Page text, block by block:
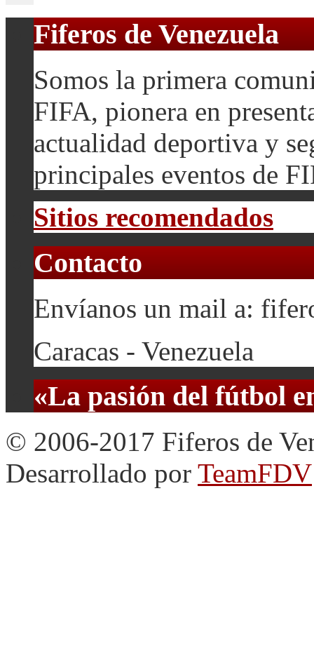
Fiferos de Venezuela
Somos la primera
FIFA, pionera en
actualidad deportiva y
principales eventos de
Sitios recomendados
Contacto
Envíanos un mail a:
Caracas - Venezuela
«La pasión del fútbol
© 2006-2017 Fiferos de
Desarrollado por TeamFDV